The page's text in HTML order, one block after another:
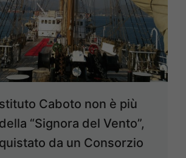
Caboto non è più
“Signora del Vento”,
da un Consorzio